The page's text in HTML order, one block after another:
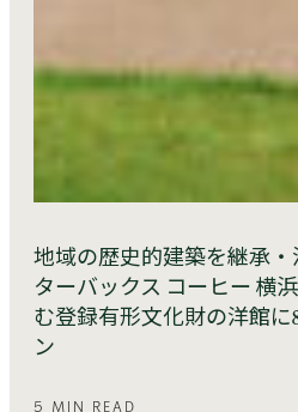
地域の歴史的建築を継承
ターバックス コーヒー 横
む登録有形文化財の洋館に
ン
5 MIN READ